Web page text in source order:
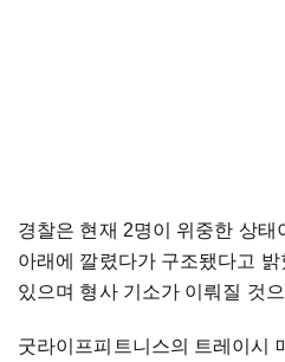
경찰은 현재 2명이 위중한 상태
아래에 깔렸다가 구조됐다고 밝
있으며 형사 기소가 이뤄질 것
굿라이프피트니스의 트레이시